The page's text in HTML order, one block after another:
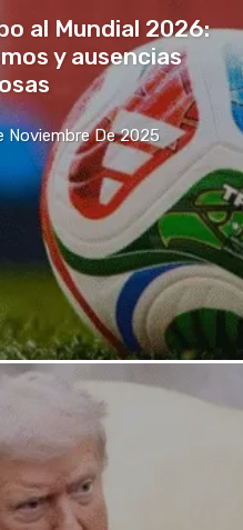
al Mundial 2026:
y ausencias
Noviembre De 2025